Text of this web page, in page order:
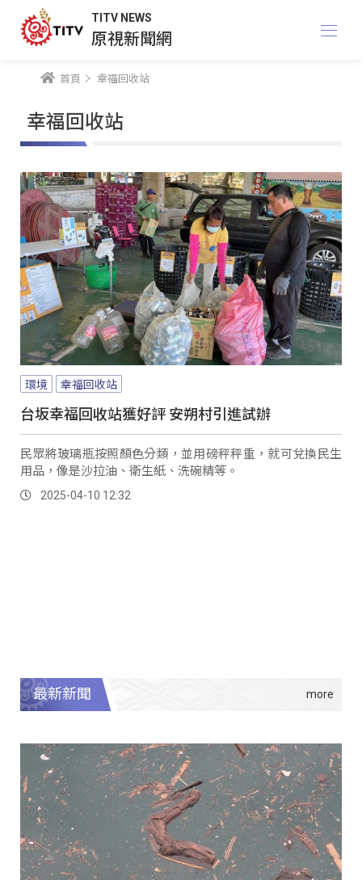
TITV NEWS
原視新聞網
首頁 幸福回收站
幸福回收站
環境 幸福回收站
台坂幸福回收站獲好評 安朔村引進試辦
民眾將玻璃瓶按照顏色分類，並用磅秤秤重，就可兌換民生
用品，像是沙拉油、衛生紙、洗碗精等。
2025-04-10 12:32
最新新聞